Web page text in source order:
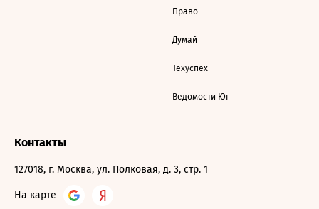
Право
Думай
Техуспех
Ведомости Юг
Контакты
127018, г. Москва, ул. Полковая, д. 3, стр. 1
На карте